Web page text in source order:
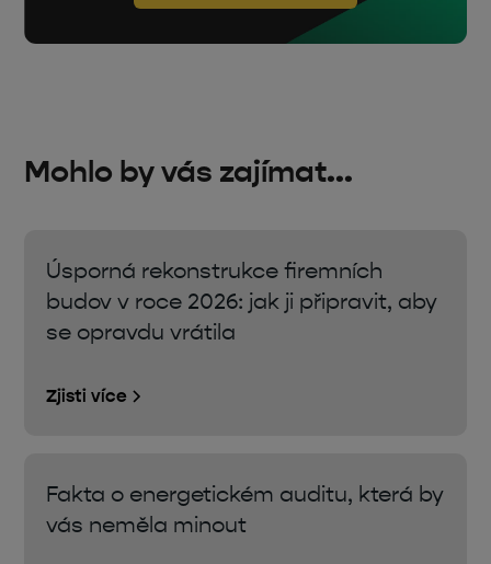
Mohlo by vás zajímat...
Úsporná rekonstrukce firemních
budov v roce 2026: jak ji připravit, aby
se opravdu vrátila
Zjisti více
Fakta o energetickém auditu, která by
vás neměla minout